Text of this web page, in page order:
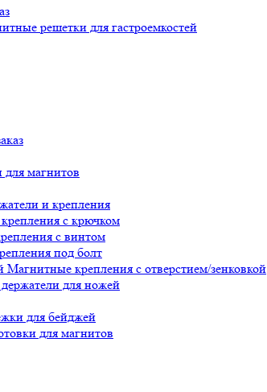
решетки для гастроемкостей
для магнитов
и крепления
с крючком
с винтом
под болт
Магнитные крепления с отверстием/зенковкой
для ножей
для бейджей
для магнитов